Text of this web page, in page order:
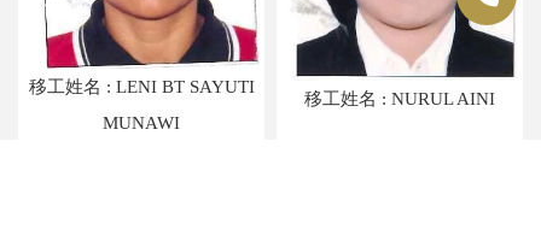
移工姓名 : LENI BT SAYUTI
MUNAWI
移工姓名 : NURUL AINI